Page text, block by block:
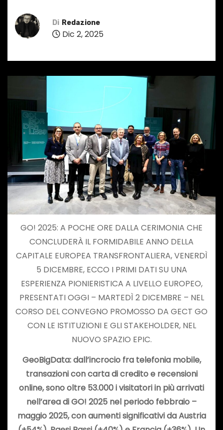
Di Redazione
Dic 2, 2025
GO! 2025: A POCHE ORE DALLA CERIMONIA CHE
CONCLUDERÀ IL FORMIDABILE ANNO DELLA
CAPITALE EUROPEA TRANSFRONTALIERA, VENERDÌ
5 DICEMBRE, ECCO I PRIMI DATI SU UNA
ESPERIENZA PIONIERISTICA A LIVELLO EUROPEO,
PRESENTATI OGGI – MARTEDÌ 2 DICEMBRE – NEL
CORSO DEL CONVEGNO PROMOSSO DA GECT GO
CON LE ISTITUZIONI E GLI STAKEHOLDER, NEL
NUOVO SPAZIO EPIC.
GeoBigData: dall’incrocio fra telefonia mobile,
transazioni con carta di credito e recensioni
online, sono oltre 53.000 i visitatori in più arrivati
nell’area di GO! 2025 nel periodo febbraio –
maggio 2025, con aumenti significativi da Austria